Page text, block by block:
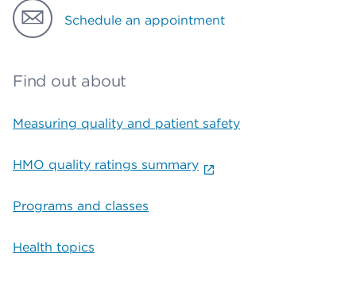
Schedule an appointment
Find out about
Measuring quality and patient safety
HMO quality ratings summary
Programs and classes
Health topics